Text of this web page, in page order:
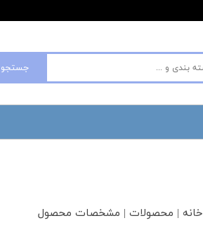
جستجو
خانه | محصولات | مشخصات محصول